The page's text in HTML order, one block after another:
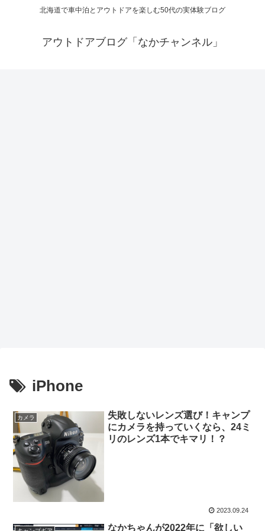
北海道で車中泊とアウトドアを楽しむ50代の実体験ブログ
アウトドアブログ「なかチャンネル」
iPhone
カメラ
失敗しないレンズ選び！キャンプ
にカメラを持っていくなら、24ミ
リのレンズ1本でキマリ！？
2023.09.24
なかちゃんが2022年に「欲しい